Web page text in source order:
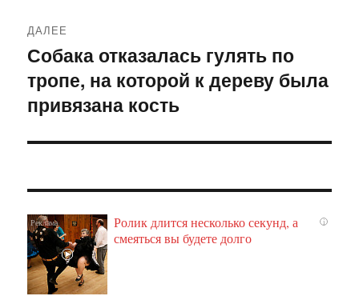
ДАЛЕЕ
Следующая
запись:
Собака отказалась гулять по
тропе, на которой к дереву была
привязана кость
i
Ролик длится несколько секунд, а
смеяться вы будете долго